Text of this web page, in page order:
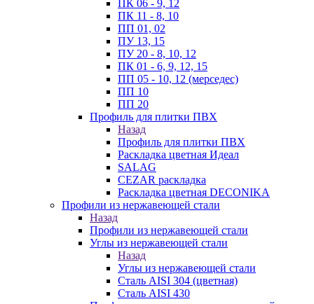
ПК 06 - 9, 12
ПК 11 - 8, 10
ПП 01, 02
ПУ 13, 15
ПУ 20 - 8, 10, 12
ПК 01 - 6, 9, 12, 15
ПП 05 - 10, 12 (мерседес)
ПП 10
ПП 20
Профиль для плитки ПВХ
Назад
Профиль для плитки ПВХ
Раскладка цветная Идеал
SALAG
CEZAR раскладка
Раскладка цветная DECONIKA
Профили из нержавеющей стали
Назад
Профили из нержавеющей стали
Углы из нержавеющей стали
Назад
Углы из нержавеющей стали
Сталь AISI 304 (цветная)
Сталь AISI 430